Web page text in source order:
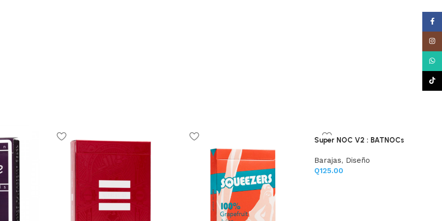
Super NOC V2 : BATNOCs
Barajas, Diseño
Q125.00